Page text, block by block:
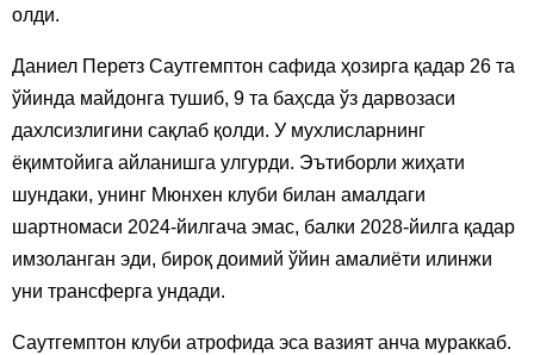
олди.
Даниел Перетз Саутгемптон сафида ҳозирга қадар 26 та
ўйинда майдонга тушиб, 9 та баҳсда ўз дарвозаси
дахлсизлигини сақлаб қолди. У мухлисларнинг
ёқимтойига айланишга улгурди. Эътиборли жиҳати
шундаки, унинг Мюнхен клуби билан амалдаги
шартномаси 2024-йилгача эмас, балки 2028-йилга қадар
имзоланган эди, бироқ доимий ўйин амалиёти илинжи
уни трансферга ундади.
Саутгемптон клуби атрофида эса вазият анча мураккаб.